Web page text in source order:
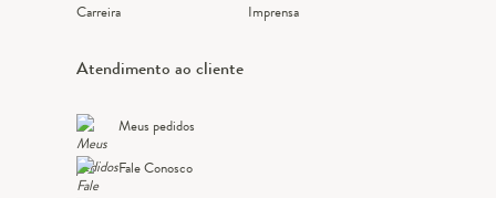
Carreira
Imprensa
Atendimento ao cliente
Meus pedidos
Fale Conosco